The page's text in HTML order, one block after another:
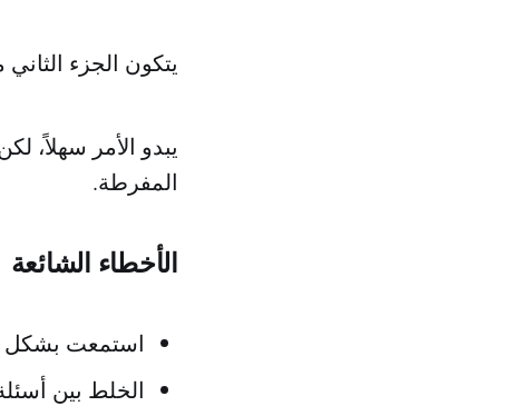
يتكون الجزء
يبدو الأمر سهلاً،
المفرطة.
الأخطاء الشائعة
استمعت بشكل
الخلط بين